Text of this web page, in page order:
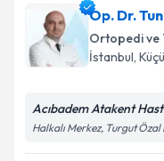
Op. Dr.
Ortopedi ve
İstanbul,
Acıbadem Atakent
Halkalı Merkez, Turgut Özal